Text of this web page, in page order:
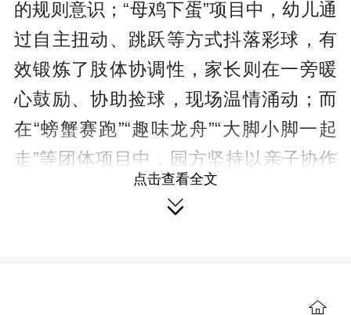
的规则意识；“母鸡下蛋”项目中，幼儿通
过自主扭动、跳跃等方式抖落彩球，有
效锻炼了肢体协调性，家长则在一旁暖
心鼓励、协助捡球，现场温情涌动；而
在“螃蟹赛跑”“趣味龙舟”“大脚小脚一起
走”等团体项目中，园方坚持以亲子协作
完成度为核心评价标准，全程不设淘
汰、不搞攀比。无论快慢，孩子们只要
点击查看全文
